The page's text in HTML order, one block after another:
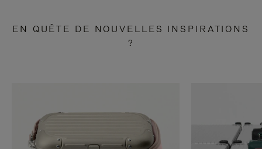
EN QUÊTE DE NOUVELLES INSPIRATIONS
?